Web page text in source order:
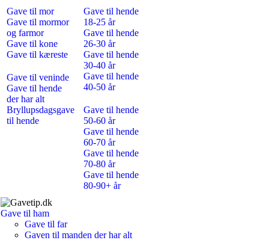
Gave til mor
Gave til mormor
og farmor
Gave til kone
Gave til kæreste
Gave til veninde
Gave til hende
der har alt
Bryllupsdagsgave
til hende
Gave til hende
18-25 år
Gave til hende
26-30 år
Gave til hende
30-40 år
Gave til hende
40-50 år
Gave til hende
50-60 år
Gave til hende
60-70 år
Gave til hende
70-80 år
Gave til hende
80-90+ år
Gave til ham
Gave til far
Gaven til manden der har alt